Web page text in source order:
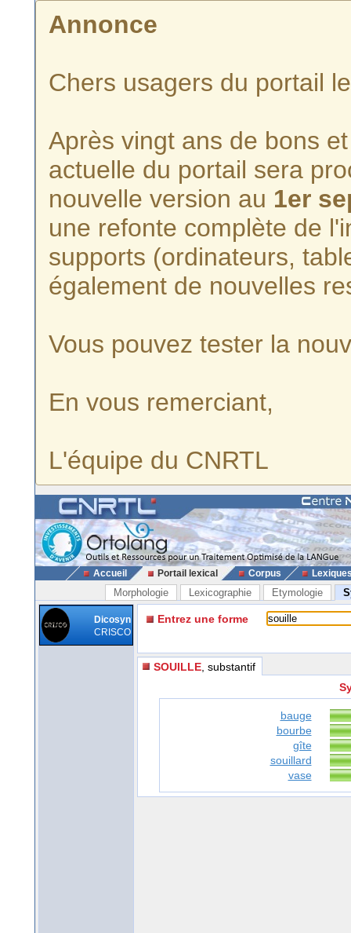
Annonce
Chers usagers du portail
Après vingt ans de bons
actuelle du portail sera
nouvelle version au 1er
une refonte complète de
supports (ordinateurs,
également de nouvelles
Vous pouvez tester la
En vous remerciant,
L'équipe du CNRTL
Accueil Portail lexical Corpus
Morphologie Lexicographie Etymologie
Dicosyn
CRISCO
Entrez une forme
SOUILLE , substantif
bauge
bourbe
gîte
souillard
vase